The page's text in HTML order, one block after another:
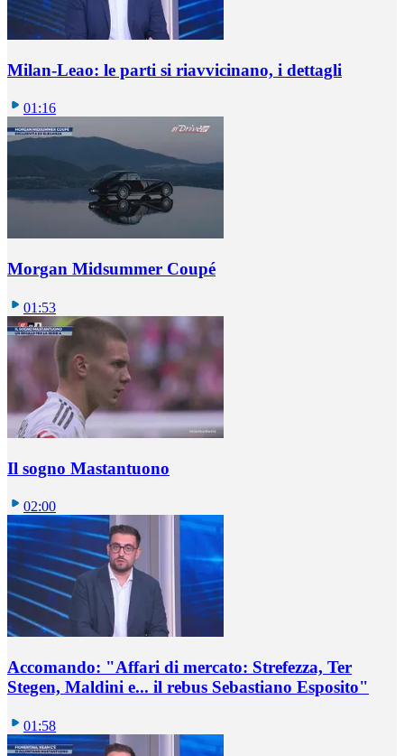
Milan-Leao: le parti si riavvicinano, i dettagli
01:16
Morgan Midsummer Coupé
01:53
Il sogno Mastantuono
02:00
Accomando: "Affari di mercato: Strefezza, Ter
Stegen, Maldini e... il rebus Sebastiano Esposito"
01:58